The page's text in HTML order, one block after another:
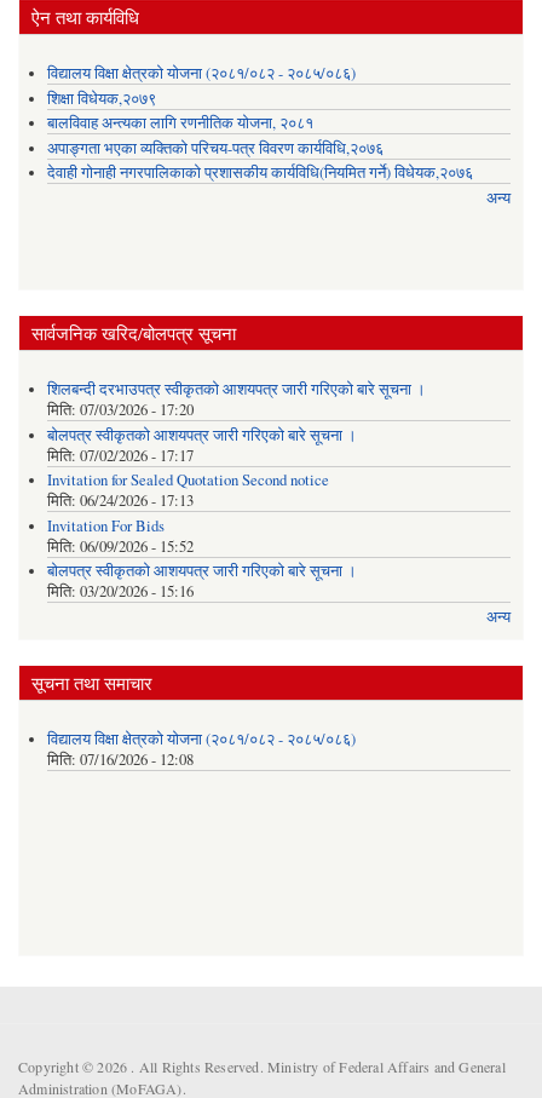
ऐन तथा कार्यविधि
विद्यालय विक्षा क्षेत्रको योजना (२०८१/०८२ - २०८५/०८६)
शिक्षा विधेयक,२०७९
बालविवाह अन्त्यका लागि रणनीतिक योजना, २०८१
अपाङ्गता भएका व्यक्तिको परिचय-पत्र विवरण कार्यविधि,२०७६
देवाही गोनाही नगरपालिकाको प्रशासकीय कार्यविधि(नियमित गर्ने) विधेयक,२०७६
अन्य
सार्वजनिक खरिद/बोलपत्र सूचना
शिलबन्दी दरभाउपत्र स्वीकृतको आशयपत्र जारी गरिएको बारे सूचना ।
मिति: 07/03/2026 - 17:20
बोलपत्र स्वीकृतको आशयपत्र जारी गरिएको बारे सूचना ।
मिति: 07/02/2026 - 17:17
Invitation for Sealed Quotation Second notice
मिति: 06/24/2026 - 17:13
Invitation For Bids
मिति: 06/09/2026 - 15:52
बोलपत्र स्वीकृतको आशयपत्र जारी गरिएको बारे सूचना ।
मिति: 03/20/2026 - 15:16
अन्य
सूचना तथा समाचार
विद्यालय विक्षा क्षेत्रको योजना (२०८१/०८२ - २०८५/०८६)
मिति: 07/16/2026 - 12:08
Copyright © 2026 . All Rights Reserved. Ministry of Federal Affairs and General
Administration (MoFAGA).